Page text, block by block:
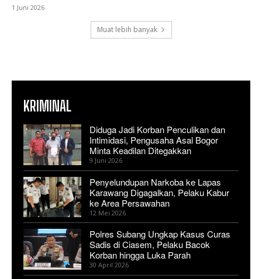
1 Juni 2026
Muat lebih banyak
KRIMINAL
Diduga Jadi Korban Penculikan dan
Intimidasi, Pengusaha Asal Bogor
Minta Keadilan Ditegakkan
9 Juni 2026
Penyelundupan Narkoba ke Lapas
Karawang Digagalkan, Pelaku Kabur
ke Area Persawahan
12 Mei 2026
Polres Subang Ungkap Kasus Curas
Sadis di Ciasem, Pelaku Bacok
Korban hingga Luka Parah
30 April 2026